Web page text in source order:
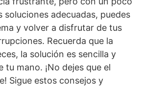
soluciones adecuadas, puedes
y volver a disfrutar de tus
Recuerda que la
la solución es sencilla y
tu mano. ¡No dejes que el
Sigue estos consejos y